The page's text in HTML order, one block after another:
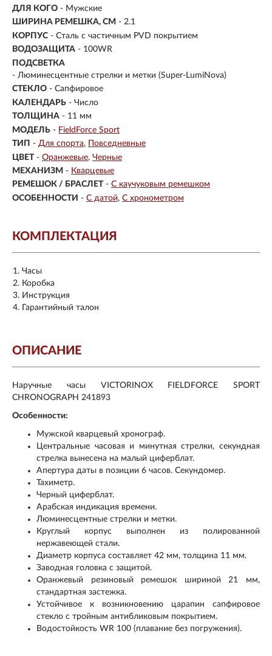
ДЛЯ КОГО - Мужские
ШИРИНА РЕМЕШКА, СМ - 2.1
КОРПУС - Сталь с частичным PVD покрытием
ВОДОЗАЩИТА - 100WR
ПОДСВЕТКА
- Люминесцентные стрелки и метки (Super-LumiNova)
СТЕКЛО - Сапфировое
КАЛЕНДАРЬ - Число
ТОЛЩИНА - 11 мм
МОДЕЛЬ - FieldForce Sport
ТИП - Для спорта
Повседневные
ЦВЕТ - Оранжевые Черные
МЕХАНИЗМ - Кварцевые
РЕМЕШОК / БРАСЛЕТ - С каучуковым ремешком
ОСОБЕННОСТИ - С датой С хронометром
КОМПЛЕКТАЦИЯ
Часы
Коробка
Инструкция
Гарантийный талон
ОПИСАНИЕ
Наручные часы VICTORINOX FIELDFORCE SPORT
CHRONOGRAPH 241893
Особенности:
Мужской кварцевый хронограф.
Центральные часовая и минутная стрелки, секундная
стрелка вынесена на малый циферблат.
Апертура даты в позиции 6 часов. Секундомер.
Тахиметр.
Черный циферблат.
Арабская индикация времени.
Люминесцентные стрелки и метки.
Круглый корпус выполнен из полированной
нержавеющей стали.
Диаметр корпуса составляет 42 мм, толщина 11 мм.
Заводная головка с защитой.
Оранжевый резиновый ремешок шириной 21 мм,
стандартная застежка.
Устойчивое к возникновению царапин сапфировое
стекло с тройным антибликовым покрытием.
Водостойкость WR 100 (плавание без погружения).